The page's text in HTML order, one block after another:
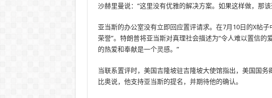
沙赫里曼说：“这里没有优雅的解决方案。如果这样做，那
亚当斯的办公室没有立即回应置评请求。在7月10日的X帖
荣誉”。特朗普将亚当斯对真理社会描述为“令人难以置信
的热爱和奉献是一个灵感。”
当联系置评时，美国吉隆坡驻吉隆坡大使馆指出，美国国
比奥说，他支持亚当斯的提名，并期待他的确认。